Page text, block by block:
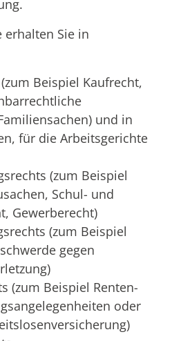
erhalten Sie in
(zum Beispiel Kaufrecht,
und in
für die Arbeitsgerichte
(zum Beispiel
Schul- und
Gewerberecht)
(zum Beispiel
gegen
(zum Beispiel Renten-
oder